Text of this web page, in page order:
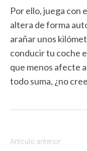
Por ello, juega con
altera de forma
arañar unos
conducir tu coche
que menos afecte
todo suma, ¿no
Artículo anterior